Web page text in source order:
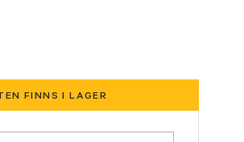
FINNS I LAGER